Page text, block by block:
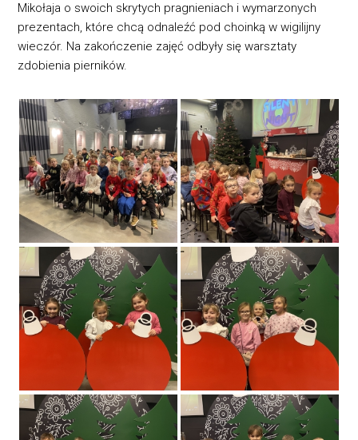
Mikołaja o swoich skrytych pragnieniach i wymarzonych
prezentach, które chcą odnaleźć pod choinką w wigilijny
wieczór. Na zakończenie zajęć odbyły się warsztaty
zdobienia pierników.